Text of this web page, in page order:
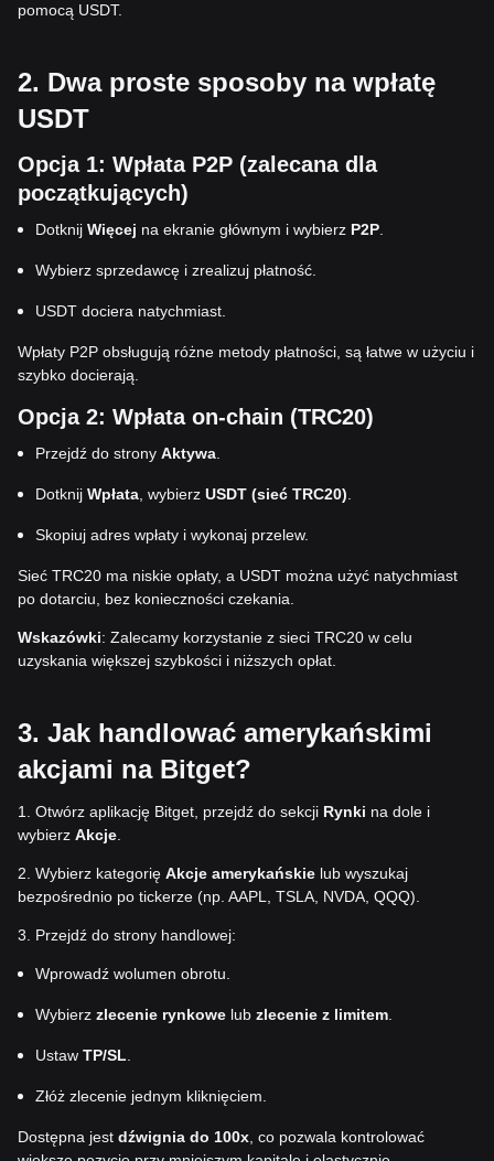
pomocą USDT.
2. Dwa proste sposoby na wpłatę
USDT
Opcja 1: Wpłata P2P (zalecana dla
początkujących)
Dotknij Więcej na ekranie głównym i wybierz P2P.
Wybierz sprzedawcę i zrealizuj płatność.
USDT dociera natychmiast.
Wpłaty P2P obsługują różne metody płatności, są łatwe w użyciu i
szybko docierają.
Opcja 2: Wpłata on-chain (TRC20)
Przejdź do strony Aktywa.
Dotknij Wpłata, wybierz USDT (sieć TRC20).
Skopiuj adres wpłaty i wykonaj przelew.
Sieć TRC20 ma niskie opłaty, a USDT można użyć natychmiast
po dotarciu, bez konieczności czekania.
Wskazówki: Zalecamy korzystanie z sieci TRC20 w celu
uzyskania większej szybkości i niższych opłat.
3. Jak handlować amerykańskimi
akcjami na Bitget?
1. Otwórz aplikację Bitget, przejdź do sekcji Rynki na dole i
wybierz Akcje.
2. Wybierz kategorię Akcje amerykańskie lub wyszukaj
bezpośrednio po tickerze (np. AAPL, TSLA, NVDA, QQQ).
3. Przejdź do strony handlowej:
Wprowadź wolumen obrotu.
Wybierz zlecenie rynkowe lub zlecenie z limitem.
Ustaw TP/SL.
Złóż zlecenie jednym kliknięciem.
Dostępna jest dźwignia do 100x, co pozwala kontrolować